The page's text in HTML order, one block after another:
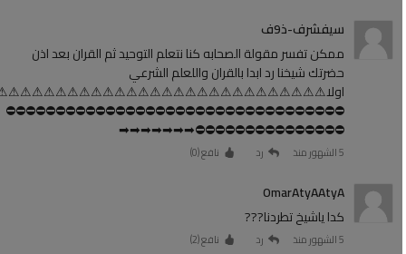
سيفشرف-ذ9ف
ممكن تفسر مقولة الصحابه كنا نتعلم التوحيد ثم القران بعد اذن
حضرتك شيخنا رد ابدا بالقران واللعلم الشرعي
اولا⚠⚠⚠⚠⚠⚠⚠⚠⚠⚠⚠⚠⚠⚠⚠⚠⚠⚠⚠⚠⚠⚠⚠⚠⚠⚠⚠⚠
⛔⛔⛔⛔⛔⛔⛔⛔⛔⛔⛔⛔⛔⛔⛔⛔⛔⛔⛔⛔⛔⛔⛔⛔⛔⛔⛔⛔⛔⛔⛔⛔⛔⛔
⛔⛔⛔⛔⛔⛔⛔⛔⛔⛔⛔⛔⛔⛔⛔➡➡➡➡➡➡➡
5 الشهور منذ رد نافع (0
)
OmarAtyAAtyA
كدا ياشيخ تطردنا???
5 الشهور منذ رد نافع (2
)